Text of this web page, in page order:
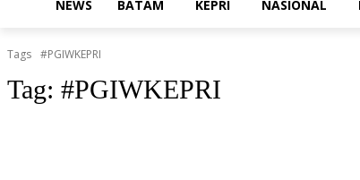
NEWS BATAM KEPRI NASIONAL
Tags #PGIWKEPRI
Tag: #PGIWKEPRI